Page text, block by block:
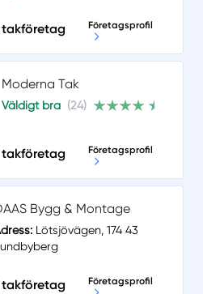
Företagsprofil
Moderna Tak
Väldigt bra (24)
Företagsprofil
Bygg & Montage
Lötsjövägen, 174 43
Företagsprofil